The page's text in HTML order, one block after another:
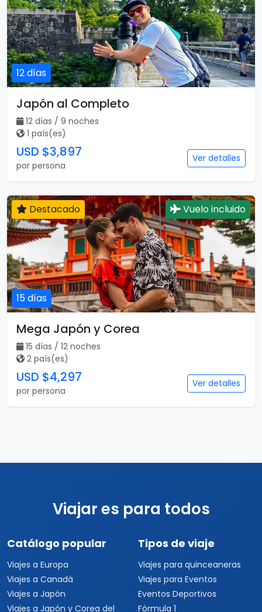
12 días
Japón al Completo
12 días / 9 noches
1 país(es)
USD $3,897
por persona
Ver detalles
15 días
Destacado Vuelo incluido
Mega Japón y Corea
15 días / 12 noches
2 país(es)
USD $4,297
por persona
Ver detalles
Viajar es para todos
Catálogo popular
Viajes a Europa
Viajes a Canadá
Viajes a Japón
Viajes a Japón y Corea del
Tipos de viaje
Viajes para quinceaneras
Viajes para Eventos
Eventos Deportivos
Fórmula 1